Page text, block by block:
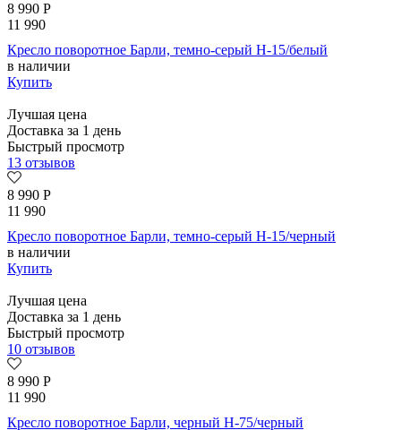
8 990 Р
11 990
Кресло поворотное Барли, темно-серый H-15/белый
в наличии
Купить
Лучшая цена
Доставка за 1 день
Быстрый просмотр
13 отзывов
8 990 Р
11 990
Кресло поворотное Барли, темно-серый H-15/черный
в наличии
Купить
Лучшая цена
Доставка за 1 день
Быстрый просмотр
10 отзывов
8 990 Р
11 990
Кресло поворотное Барли, черный H-75/черный